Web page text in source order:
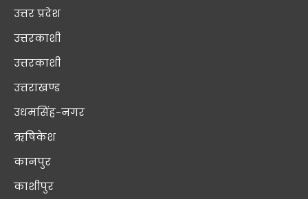
उत्तर प्रदेश
उत्तरकाशी
उत्तरकाशी
उत्तराखण्ड
उधमसिंह-नगर
ऋषिकेश
कानपुर
काशीपुर